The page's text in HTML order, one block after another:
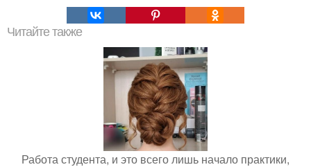
Читайте также
Работа студента, и это всего лишь начало практики,